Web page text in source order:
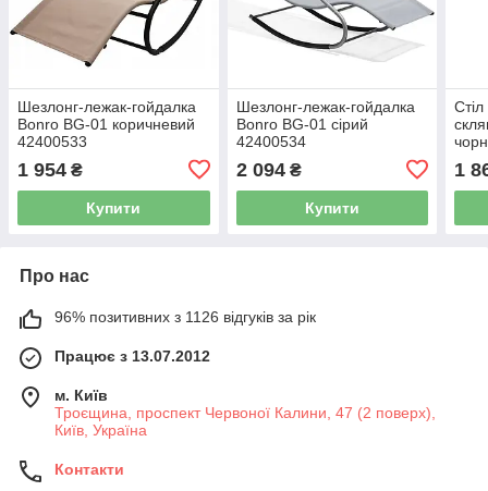
Шезлонг-лежак-гойдалка
Bonro BG-01 коричневий
42400533
1 954 ₴
Купити
Шезлонг-лежак-гойдалка
Bonro BG-01 сірий
42400534
2 094₴
Купити
1
Про нас
96% позитивних з 1126 відгуків за рік
Працює з 13.07.2012
м. Київ
Троєщина, проспект Червоної Калини, 47 (2 поверх),
Київ, Україна
Контакти